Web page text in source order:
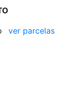
ver parcelas